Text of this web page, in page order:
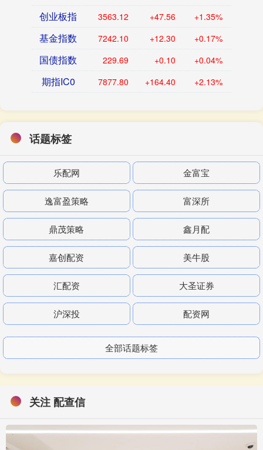
创业板指 3563.12 +47.56 +1.35%
基金指数 7242.10 +12.30 +0.17%
国债指数 229.69 +0.10 +0.04%
期指IC0 7877.80 +164.40 +2.13%
话题标签
乐配网 金富宝
逸富盈策略 富深所
鼎茂策略 鑫月配
嘉创配资 美牛股
汇配资 大圣证券
沪深投 配资网
全部话题标签
关注 配查信